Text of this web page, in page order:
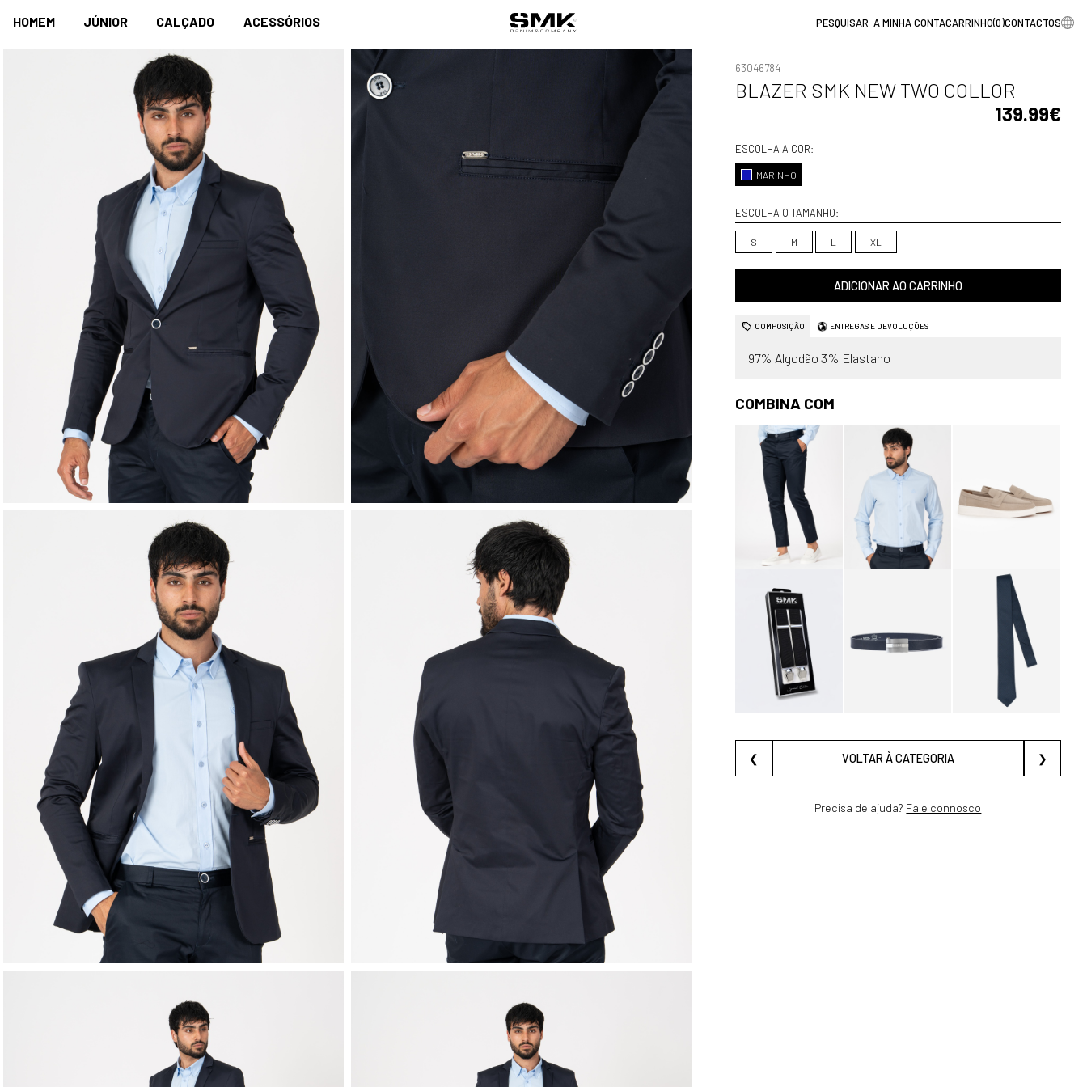
HOMEM JÚNIOR CALÇADO ACESSÓRIOS A MINHA CONTACARRINHO(0)CONTACTOS
63046784
BLAZER SMK NEW TWO COLLOR
139.99€
ESCOLHA A COR:
MARINHO
ESCOLHA O TAMANHO:
S M L XL
ADICIONAR AO CARRINHO
COMPOSIÇÃO ENTREGAS E DEVOLUÇÕES
97% Algodão 3% Elastano
COMBINA COM
❮ VOLTAR À CATEGORIA ❯
Precisa de ajuda? Fale connosco